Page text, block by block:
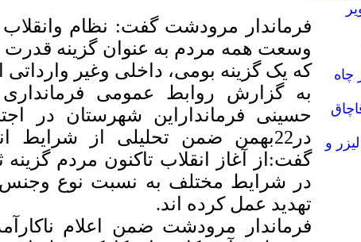
چاه
قاچاق
و
فرماندار مرودشت گفت: نظام
وسعت همه مردم به عنوان گزینه قدرت
که یک گزینه بومی، داخلی وغیر
به گزارش روابط عمومی
گفت:از آغاز انقلاب تاکنون مردم گزینه
در شرایط مختلف به نسبت نوع وجنس
تهدید عمل کرده اند.
فرماندار مرودشت ضمن اعلام